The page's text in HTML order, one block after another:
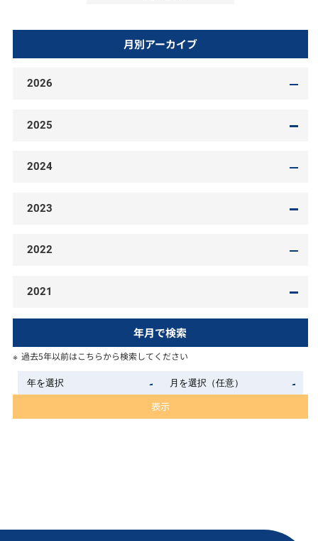
月別アーカイブ
2026
2025
2024
2023
2022
2021
年月で検索
過去5年以前はこちらから検索してください
表示